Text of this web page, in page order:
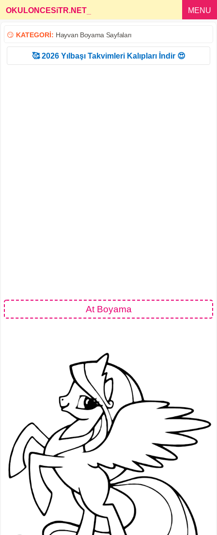
OKULONCESiTR.NET MENU
😏 KATEGORİ: Hayvan Boyama Sayfaları
🥰 2026 Yılbaşı Takvimleri Kalıpları İndir 😍
At Boyama